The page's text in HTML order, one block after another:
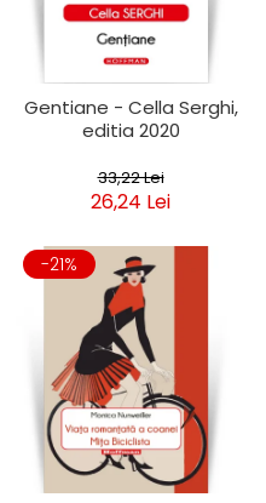
Gentiane - Cella Serghi,
editia 2020
33,22 Lei
26,24 Lei
-21%